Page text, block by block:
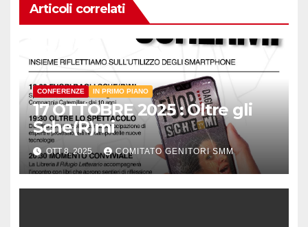
Articoli correlati
CONFERENZE IN PRIMO PIANO
17 OTTOBRE 2025 : Oltre gli
Sche(R)mi
OTT 8, 2025 COMITATO GENITORI SMM